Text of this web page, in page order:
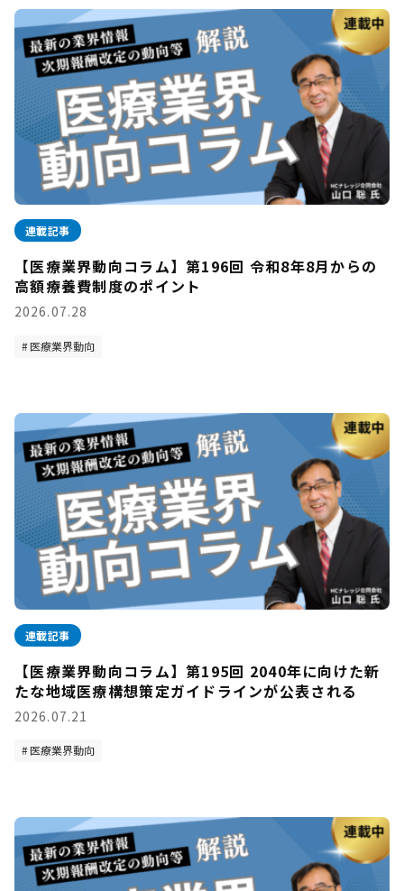
連載記事
【医療業界動向コラム】第196回 令和8年8月からの
高額療養費制度のポイント
2026.07.28
医療業界動向
連載記事
【医療業界動向コラム】第195回 2040年に向けた新
たな地域医療構想策定ガイドラインが公表される
2026.07.21
医療業界動向